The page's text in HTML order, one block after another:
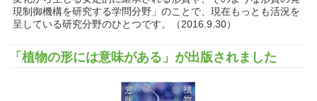
現制御機構を研究する学問分野」のことで、現在もっとも活況を
呈している研究分野のひとつです。（2016.9.30）
「植物の形には意味がある」が出版されました